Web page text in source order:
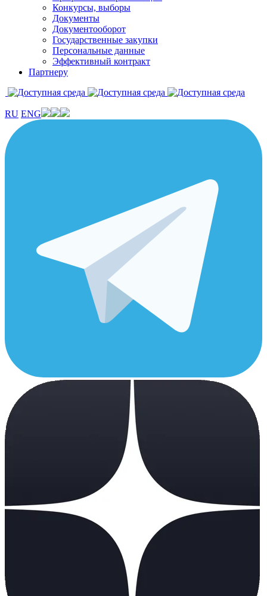
Конкурсы, выборы
Документы
Документооборот
Государственные закупки
Персональные данные
Эффективный контракт
Партнеру
RU ENG